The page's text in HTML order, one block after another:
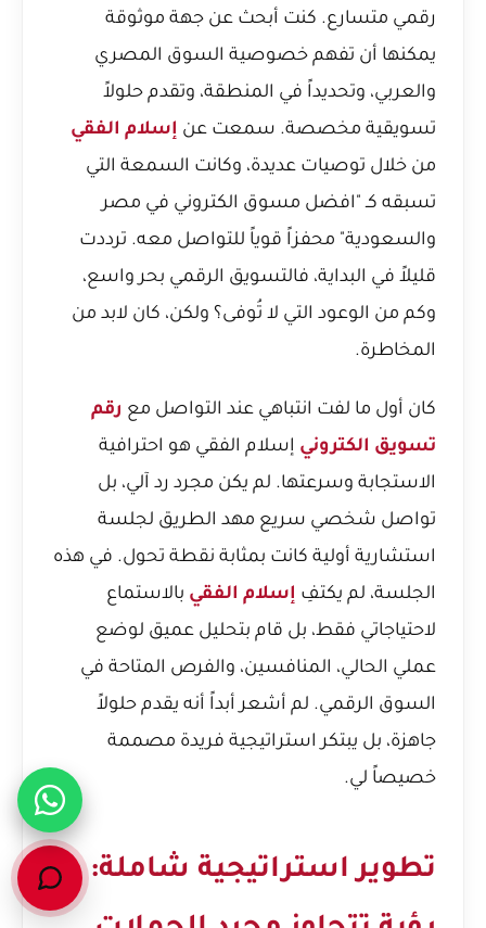
رقمي متسارع. كنت أبحث عن جهة موثوقة
يمكنها أن تفهم خصوصية السوق المصري
والعربي، وتحديداً في المنطقة، وتقدم حلولاً
تسويقية مخصصة. سمعت عن إسلام الفقي
من خلال توصيات عديدة، وكانت السمعة التي
تسبقه كـ "افضل مسوق الكتروني في مصر
والسعودية" محفزاً قوياً للتواصل معه. ترددت
قليلاً في البداية، فالتسويق الرقمي بحر واسع،
وكم من الوعود التي لا تُوفى؟ ولكن، كان لابد من
المخاطرة.
كان أول ما لفت انتباهي عند التواصل مع رقم
تسويق الكتروني إسلام الفقي هو احترافية
الاستجابة وسرعتها. لم يكن مجرد رد آلي، بل
تواصل شخصي سريع مهد الطريق لجلسة
استشارية أولية كانت بمثابة نقطة تحول. في هذه
الجلسة، لم يكتفِ إسلام الفقي بالاستماع
لاحتياجاتي فقط، بل قام بتحليل عميق لوضع
عملي الحالي، المنافسين، والفرص المتاحة في
السوق الرقمي. لم أشعر أبداً أنه يقدم حلولاً
جاهزة، بل يبتكر استراتيجية فريدة مصممة
خصيصاً لي.
تطوير استراتيجية شاملة: